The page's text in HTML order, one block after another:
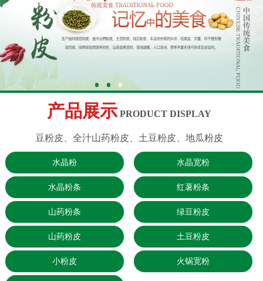
产品展示PRODUCT DISPLAY
豆粉皮、全汁山药粉皮、土豆粉皮、地瓜粉皮
水晶粉 水晶宽粉
水晶粉条 红薯粉条
山药粉条 绿豆粉皮
山药粉皮 土豆粉皮
小粉皮 火锅宽粉